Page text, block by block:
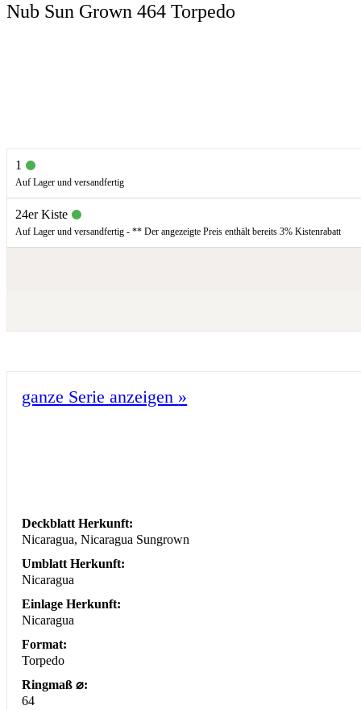
Nub Sun Grown 464 Torpedo
1
Auf Lager und versandfertig
24er Kiste
Auf Lager und versandfertig - ** Der angezeigte Preis enthält bereits 3% Kistenrabatt
ganze Serie anzeigen »
Deckblatt Herkunft:
Nicaragua, Nicaragua Sungrown
Umblatt Herkunft:
Nicaragua
Einlage Herkunft:
Nicaragua
Format:
Torpedo
Ringmaß ⌀:
64